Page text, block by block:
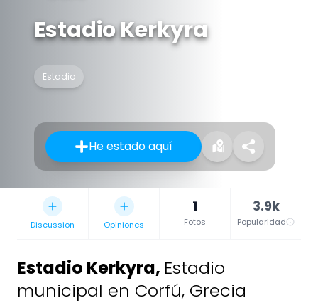
Estadio Kerkyra
Estadio
He estado aquí
Discussion Opiniones
1
Fotos
3.9k
Popularidad
Estadio Kerkyra, Estadio
municipal en Corfú, Grecia